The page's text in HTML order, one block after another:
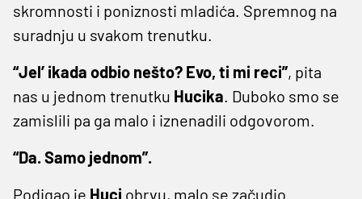
skromnosti i poniznosti mladića. Spremnog na
suradnju u svakom trenutku.
“Jel’ ikada odbio nešto? Evo, ti mi reci”, pita
nas u jednom trenutku Hucika. Duboko smo se
zamislili pa ga malo i iznenadili odgovorom.
“Da. Samo jednom”.
Podigao je Huci obrvu, malo se začudio